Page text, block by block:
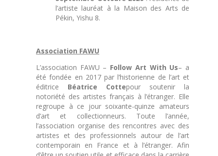
l’artiste lauréat à la Maison des Arts de
Pékin, Yishu 8.
Association FAWU
L’association FAWU – Follow Art With Us– a
été fondée en 2017 par l’historienne de l’art et
éditrice Béatrice Cottepour soutenir la
notoriété des artistes français à l’étranger. Elle
regroupe à ce jour soixante-quinze amateurs
d’art et collectionneurs. Toute l’année,
l’association organise des rencontres avec des
artistes et des professionnels autour de l’art
contemporain en France et à l’étranger. Afin